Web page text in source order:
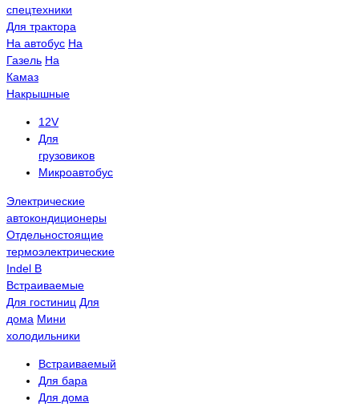
спецтехники
Для трактора
На автобус На
Газель На
Камаз
Накрышные
12V
Для
грузовиков
Микроавтобус
Электрические
автокондиционеры
Отдельностоящие
термоэлектрические
Indel B
Встраиваемые
Для гостиниц Для
дома Мини
холодильники
Встраиваемый
Для бара
Для дома